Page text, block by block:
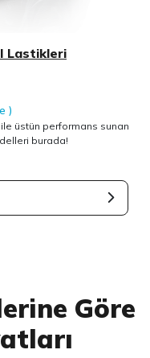
Lastikleri
)
üstün performans sunan
burada!
Göre